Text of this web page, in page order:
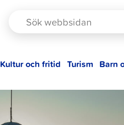
Kultur och fritid Turism Barn